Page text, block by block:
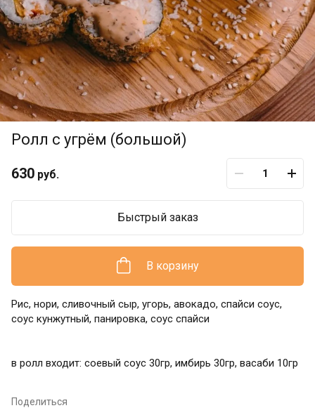
Ролл с угрём (большой)
630 руб.
В корзину
Быстрый заказ
Рис, нори, сливочный сыр, угорь, авокадо, спайси соус,
соус кунжутный, панировка, соус спайси
в ролл входит: соевый соус 30гр, имбирь 30гр, васаби 10гр
Поделиться